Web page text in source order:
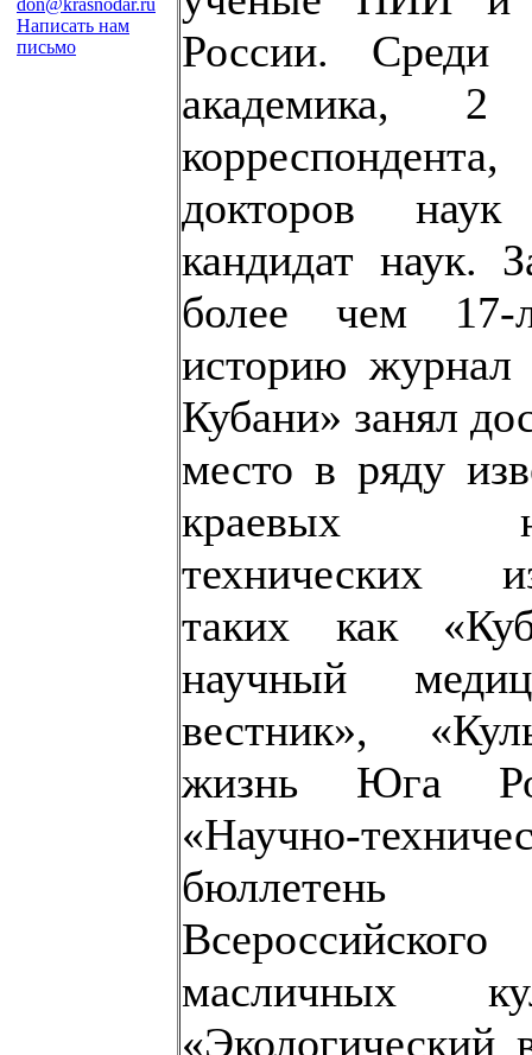
don@krasnodar.ru
Написать нам
письмо
России.
академика, 2
докторов
кандидат наук.
более чем 17-
историю журнал
Кубани» занял
место в ряду
краевых
технических
таких как
научный
вестник»,
жизнь Юга
«Научно-
бюллетень
масличных
«Экологический